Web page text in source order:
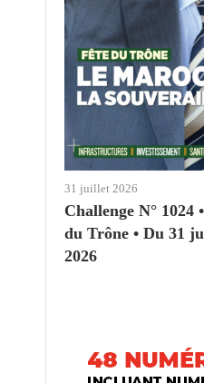
31 juillet 2026
Challenge N° 1024
du Trône • Du 31
2026